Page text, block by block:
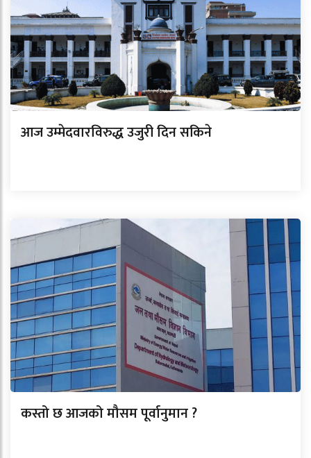
आज उम्मेदवारविरुद्ध उजुरी दिन सकिने
कस्तो छ आजको मौसम पूर्वानुमान ?